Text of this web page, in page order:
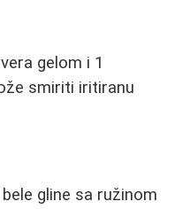
gelom i 1
smiriti iritiranu
gline sa ružinom